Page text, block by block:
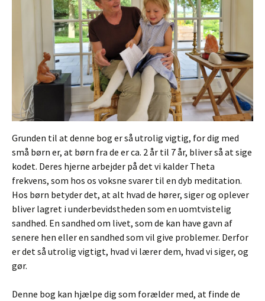
Grunden til at denne bog er så utrolig vigtig, for dig med
små børn er, at børn fra de er ca. 2 år til 7 år, bliver så at sige
kodet. Deres hjerne arbejder på det vi kalder Theta
frekvens, som hos os voksne svarer til en dyb meditation.
Hos børn betyder det, at alt hvad de hører, siger og oplever
bliver lagret i underbevidstheden som en uomtvistelig
sandhed. En sandhed om livet, som de kan have gavn af
senere hen eller en sandhed som vil give problemer. Derfor
er det så utrolig vigtigt, hvad vi lærer dem, hvad vi siger, og
gør.
Denne bog kan hjælpe dig som forælder med, at finde de